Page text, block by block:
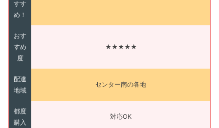
すす
め！
おす
すめ
度
★★★★★
配達
地域
センター南の各地
都度
購入
対応OK